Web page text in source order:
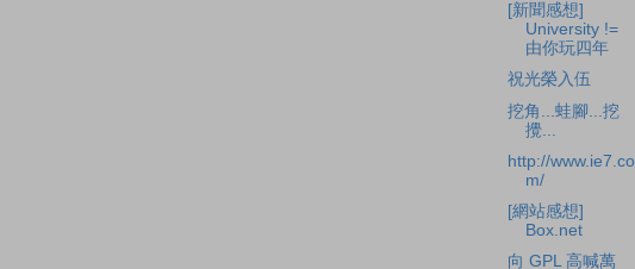
[新聞感想]
University !=
由你玩四年
祝光榮入伍
挖角...蛙腳...挖
攪...
http://www.ie7.co
m/
[網站感想]
Box.net
向 GPL 高喊萬